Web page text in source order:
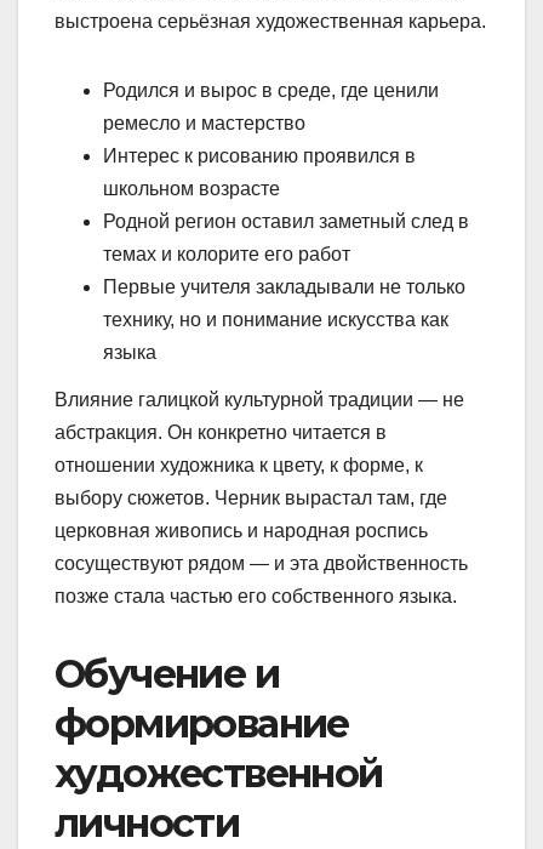
выстроена серьёзная художественная карьера.
Родился и вырос в среде, где ценили
ремесло и мастерство
Интерес к рисованию проявился в
школьном возрасте
Родной регион оставил заметный след в
темах и колорите его работ
Первые учителя закладывали не только
технику, но и понимание искусства как
языка
Влияние галицкой культурной традиции — не
абстракция. Он конкретно читается в
отношении художника к цвету, к форме, к
выбору сюжетов. Черник вырастал там, где
церковная живопись и народная роспись
сосуществуют рядом — и эта двойственность
позже стала частью его собственного языка.
Обучение и
формирование
художественной
личности